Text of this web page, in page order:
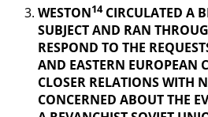
WESTON14CIRCULATED A
SUBJECT AND RAN
RESPOND TO THE
AND EASTERN EUROPEAN
CLOSER RELATIONS WITH
CONCERNED ABOUT THE